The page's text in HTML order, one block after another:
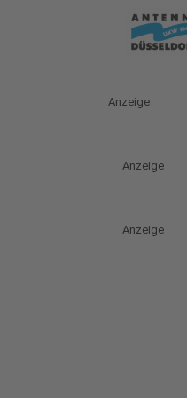
Anzeige
Anzeige
Anzeige